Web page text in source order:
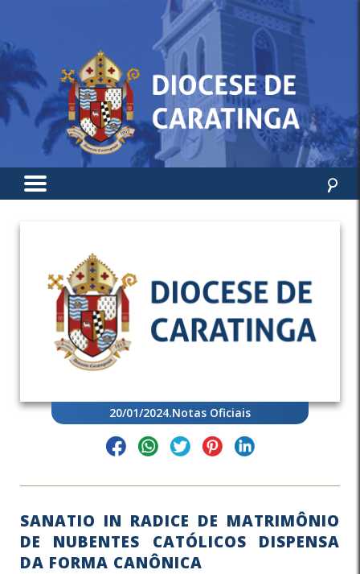
20/01/2024.Notas Oficiais
SANATIO IN RADICE DE MATRIMÔNIO
DE NUBENTES CATÓLICOS DISPENSA
DA FORMA CANÔNICA